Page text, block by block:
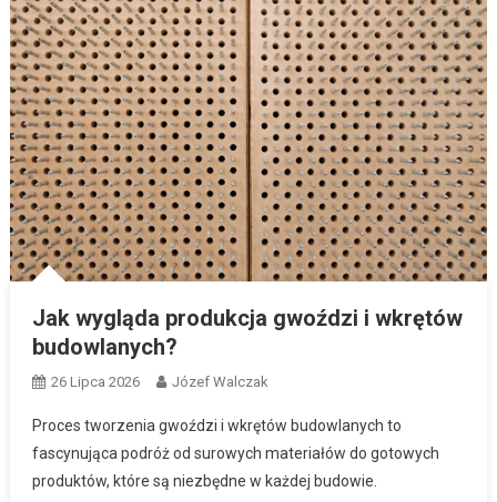
Jak wygląda produkcja gwoździ i wkrętów
budowlanych?
26 Lipca 2026 Józef Walczak
Proces tworzenia gwoździ i wkrętów budowlanych to
fascynująca podróż od surowych materiałów do gotowych
produktów, które są niezbędne w każdej budowie.